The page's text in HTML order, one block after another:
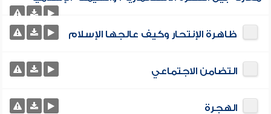
ظاهرة الإنتحار وكيف عالجها الإسلام
التضامن الاجتماعي
الهجرة